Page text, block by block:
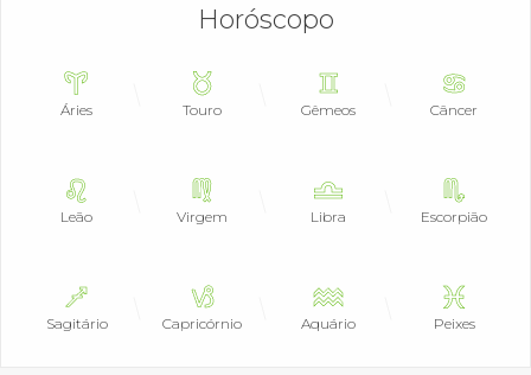
Horóscopo
Áries Touro Gêmeos Câncer
Leão Virgem Libra Escorpião
Sagitário Capricórnio Aquário Peixes